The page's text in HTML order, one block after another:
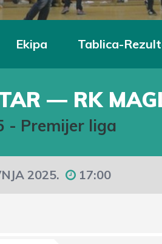
Ekipa Tablica-
— RK
- Premijer liga
2025. 17:00